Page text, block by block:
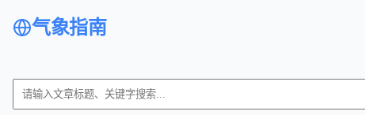
气象指南